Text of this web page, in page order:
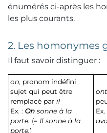
énumérés ci-après les
les plus courants.
2. Les homonymes
Il faut savoir distinguer :
on, pronom indéfini
sujet qui peut être
remplacé par il
Ex. :On sonne à la
porte. (= Il sonne à la
porte.)
ont
Ex.